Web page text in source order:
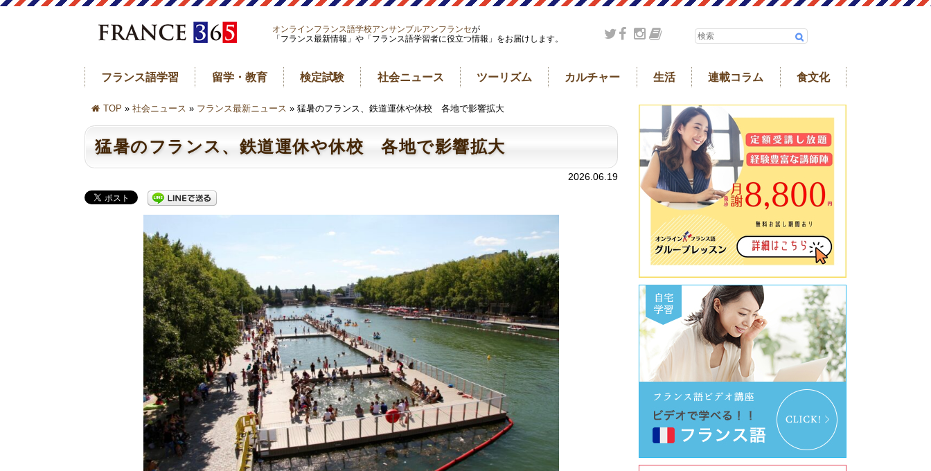
オンラインフランス語学校アンサンブルアンフランセが
「フランス最新情報」や「フランス語学習者に役立つ情報」をお届けします。
フランス語学習 留学・教育 検定試験 社会ニュース ツーリズム カルチャー 生活 連載コラム 食文化
TOP » 社会ニュース » フランス最新ニュース » 猛暑のフランス、鉄道運休や休校 各地で影響拡大
猛暑のフランス、鉄道運休や休校 各地で影響拡大
2026.06.19